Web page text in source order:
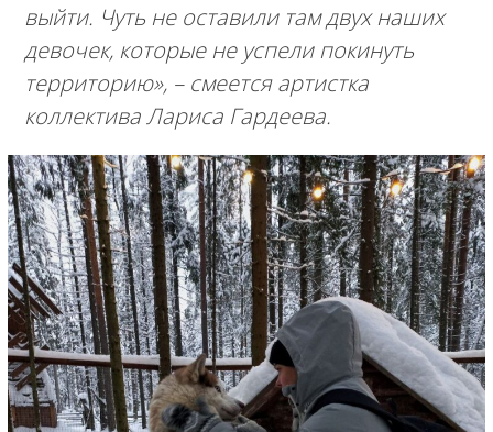
выйти. Чуть не оставили там двух наших
девочек, которые не успели покинуть
территорию»,– смеется артистка
коллектива Лариса Гардеева.